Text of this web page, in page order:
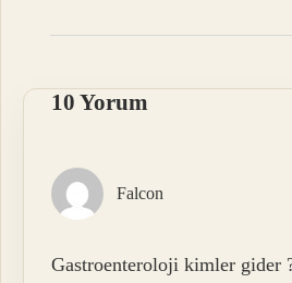
10 Yorum
Falcon
Gastroenteroloji kimler gider